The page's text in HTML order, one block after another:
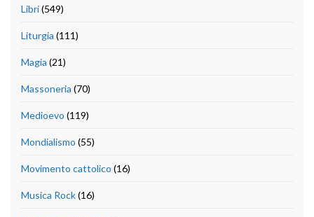
Libri(549)
Liturgia (111)
Magia (21)
Massoneria (70)
Medioevo (119)
Mondialismo (55)
Movimento cattolico (16)
Musica Rock(16)